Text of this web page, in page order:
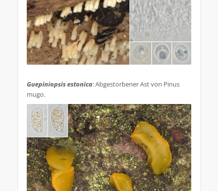
Guepiniopsis estonica: Abgestorbener Ast von Pinus
mugo.